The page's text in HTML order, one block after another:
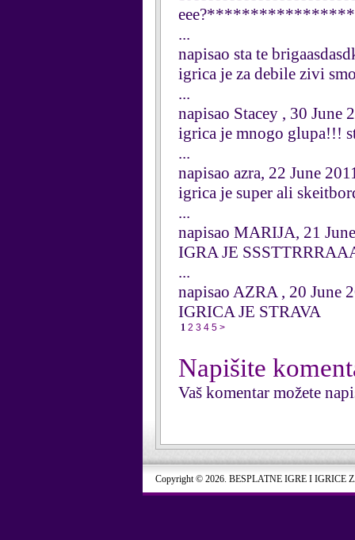
...
napisao sta te
igrica je za debile zivi
...
napisao Stacey , 30 June
igrica je mnogo glupa!!!
...
napisao azra, 22 June
igrica je super ali
...
napisao MARIJA, 21
IGRA JE
...
napisao AZRA , 20 June
IGRICA JE STRAVA
1 2 3 4 5 >
Napišite
Vaš komentar možete
Copyright © 2026. BESPLATNE IGRE I IGRICE